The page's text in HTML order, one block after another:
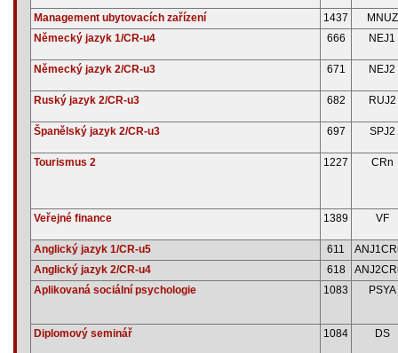
Management ubytovacích zařízení 1437
MNUZ
Německý jazyk 1/CR-u4
666 NEJ1
Německý jazyk 2/CR-u3 671 NEJ2
Ruský jazyk 2/CR-u3 682 RUJ2
Španělský jazyk 2/CR-u3 697 SPJ2
Tourismus 2 1227 CRn
Veřejné finance 1389 VF
Anglický jazyk 1/CR-u5 611
Anglický jazyk 2/CR-u4
618
Aplikovaná sociální psychologie
1083 PSYA
Diplomový seminář 1084 DS